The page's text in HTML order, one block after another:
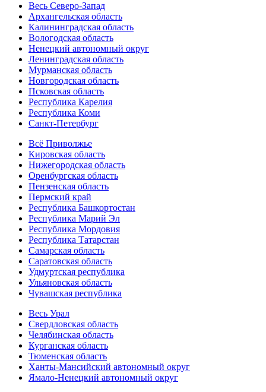
Весь Северо-Запад
Архангельская область
Калининградская область
Вологодская область
Ненецкий автономный округ
Ленинградская область
Мурманская область
Новгородская область
Псковская область
Республика Карелия
Республика Коми
Санкт-Петербург
Всё Приволжье
Кировская область
Нижегородская область
Оренбургская область
Пензенская область
Пермский край
Республика Башкортостан
Республика Марий Эл
Республика Мордовия
Республика Татарстан
Самарская область
Саратовская область
Удмуртская республика
Ульяновская область
Чувашская республика
Весь Урал
Свердловская область
Челябинская область
Курганская область
Тюменская область
Ханты-Мансийский автономный округ
Ямало-Ненецкий автономный округ